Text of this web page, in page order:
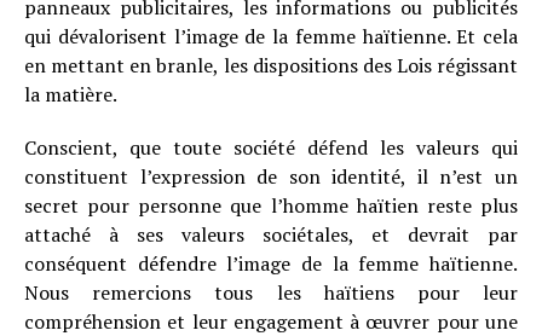
panneaux publicitaires, les informations ou publicités
qui dévalorisent l’image de la femme haïtienne. Et cela
en mettant en branle, les dispositions des Lois régissant
la matière.
Conscient, que toute société défend les valeurs qui
constituent l’expression de son identité, il n’est un
secret pour personne que l’homme haïtien reste plus
attaché à ses valeurs sociétales, et devrait par
conséquent défendre l’image de la femme haïtienne.
Nous remercions tous les haïtiens pour leur
compréhension et leur engagement à œuvrer pour une